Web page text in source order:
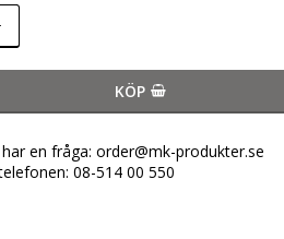
KÖP
en fråga: order@mk-produkter.se
08-514 00 550